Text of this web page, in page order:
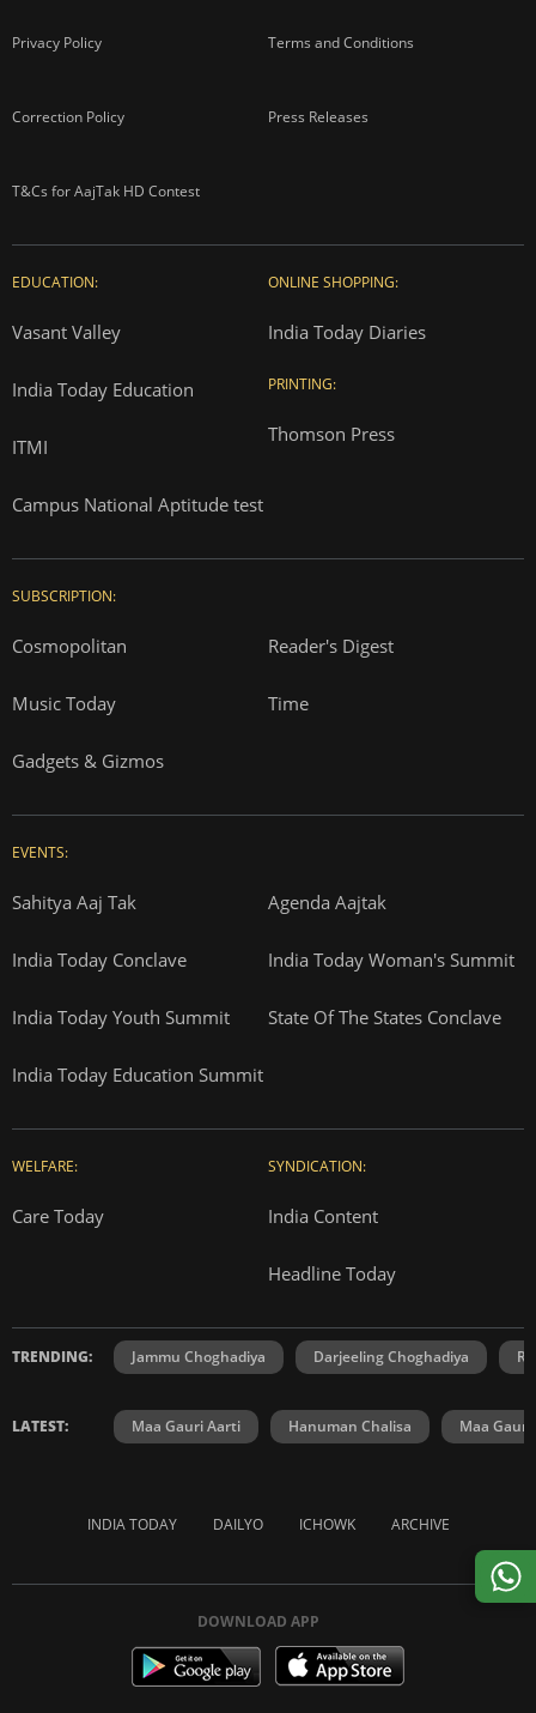
Privacy Policy Terms and Conditions
Correction Policy Press Releases
T&Cs for AajTak HD Contest
EDUCATION:
Vasant Valley
India Today Education
ITMI
Campus National Aptitude test
ONLINE SHOPPING:
India Today Diaries
PRINTING:
Thomson Press
SUBSCRIPTION:
Cosmopolitan Reader's Digest
Music Today Time
Gadgets & Gizmos
EVENTS:
Sahitya Aaj Tak Agenda Aajtak
India Today Conclave India Today Woman's Summit
India Today Youth Summit State Of The States Conclave
India Today Education Summit
WELFARE:
Care Today
SYNDICATION:
India Content
Headline Today
TRENDING: Jammu Choghadiya Darjeeling Choghadiya
LATEST: Maa Gauri Aarti Hanuman Chalisa Maa Gauri
INDIA TODAY DAILYO ICHOWK ARCHIVE
DOWNLOAD APP